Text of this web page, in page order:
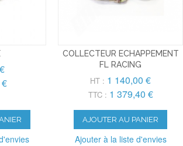
COLLECTEUR ECHAPPEMENT
FL RACING
HT : 1 140,00 €
TTC : 1 379,40 €
AJOUTER AU PANIER
Ajouter à la liste d'envies